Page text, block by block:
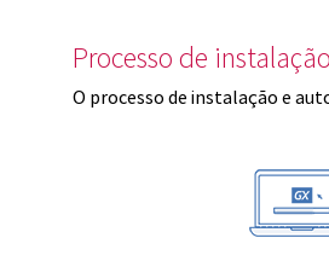
Processo de instalação
O processo de instalação e